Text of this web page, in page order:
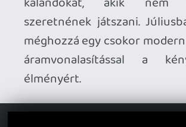
Áprilisban jön a Pokémon Champions.
Az online összecsapásokra fókuszáló
ingyenes játék április 8-án debütál
Switch-en – később mobilos verziók is
várhatóak. Lent egy friss áttekintő videót
is megnézhettek róla.